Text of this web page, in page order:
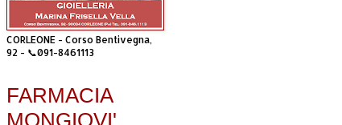
CORLEONE - Corso Bentivegna,
92 - 📞091-8461113
FARMACIA
MONGIOVI'